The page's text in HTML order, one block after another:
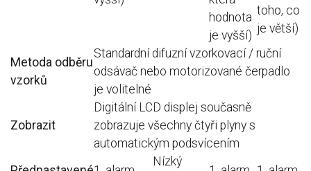
hodnota
je vyšší)
toho, co
je větší)
Metoda odběru
vzorků
Standardní difuzní vzorkovací / ruční
odsávač nebo motorizované čerpadlo
je volitelné
Zobrazit
Digitální LCD displej současně
zobrazuje všechny čtyři plyny s
automatickým podsvícením
Nízký